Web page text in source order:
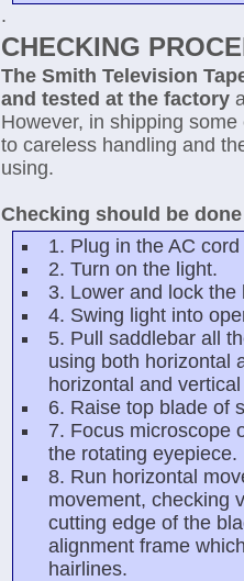
.
CHECKING
The Smith Television
and tested at the factory
However, in shipping
to careless handling and
using.
Checking should be
1. Plug in the AC
2. Turn on the light.
3. Lower and lock
4. Swing light into
5. Pull saddlebar all
using both horizontal
horizontal and
6. Raise top blade of
7. Focus microscope
the rotating eyepiece.
8. Run horizontal
movement, checking
cutting edge of the
alignment frame
hairlines.